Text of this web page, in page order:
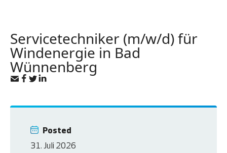
Servicetechniker (m/w/d) für
Windenergie in Bad
Wünnenberg
Posted
31. Juli 2026